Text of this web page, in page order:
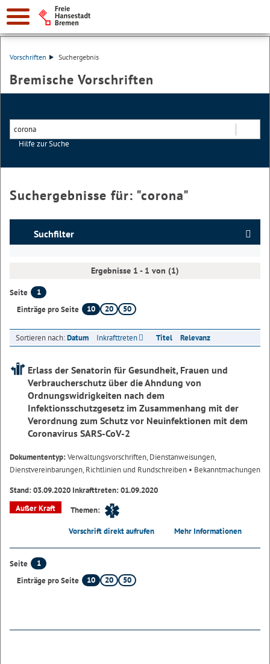
Vorschriften Suchergebnis
Bremische Vorschriften
Hilfe zur Suche
Suchergebnisse für: "corona"
Suchfilter
Ergebnisse 1 - 1 von (1)
Seite
1
Einträge pro Seite
10 20 50
Sortieren nach:Datum Inkrafttreten Titel Relevanz
Erlass der Senatorin für Gesundheit, Frauen und
Verbraucherschutz über die Ahndung von
Ordnungswidrigkeiten nach dem
Infektionsschutzgesetz im Zusammenhang mit der
Verordnung zum Schutz vor Neuinfektionen mit dem
Coronavirus SARS-CoV-2
Dokumententyp:Verwaltungsvorschriften, Dienstanweisungen,
Dienstvereinbarungen, Richtlinien und Rundschreiben • Bekanntmachungen
Stand: 03.09.2020 Inkrafttreten: 01.09.2020
Außer Kraft
Themen:
Vorschrift direkt aufrufen Mehr Informationen
Seite
1
Einträge pro Seite
10 20 50